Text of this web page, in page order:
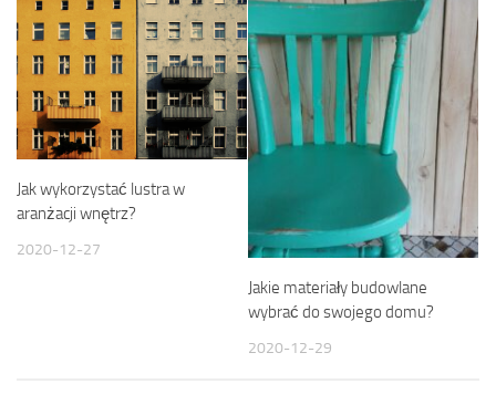
Jak wykorzystać lustra w
aranżacji wnętrz?
2020-12-27
Jakie materiały budowlane
wybrać do swojego domu?
2020-12-29